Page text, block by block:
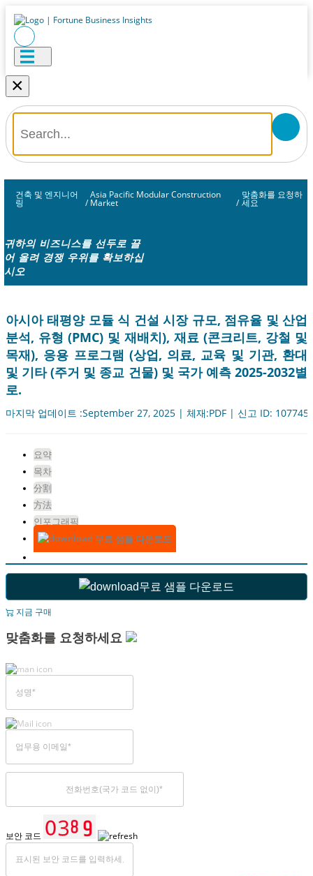
×
건축 및 엔지니어
링 /
Asia Pacific Modular Construction
Market /
맞춤화를 요청하
세요
귀하의 비즈니스를 선두로 끌
어 올려 경쟁 우위를 확보하십
시오
아시아 태평양 모듈 식 건설 시장 규모, 점유율 및 산업
분석, 유형 (PMC) 및 재배치), 재료 (콘크리트, 강철 및
목재), 응용 프로그램 (상업, 의료, 교육 및 기관, 환대
및 기타 (주거 및 종교 건물) 및 국가 예측 2025-2032별
로.
마지막 업데이트 :September 27, 2025 | 체재:PDF | 신고 ID: 107745
요약
목차
分割
方法
인포그래픽
무료 샘플 다운로드
무료 샘플 다운로드
지금 구매
맞춤화를 요청하세요
보안 코드